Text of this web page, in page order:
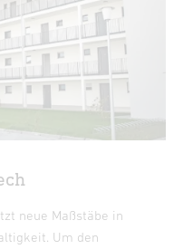
neue Maßstäbe in
Um den